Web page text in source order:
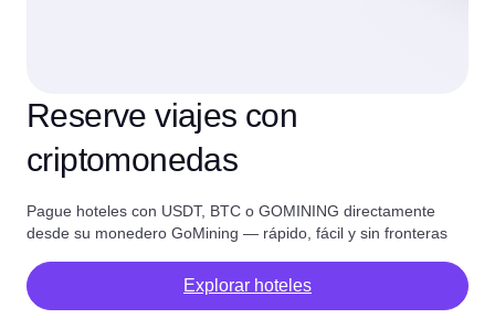
Reserve viajes con
criptomonedas
Pague hoteles con USDT, BTC o GOMINING directamente
desde su monedero GoMining — rápido, fácil y sin fronteras
Explorar hoteles